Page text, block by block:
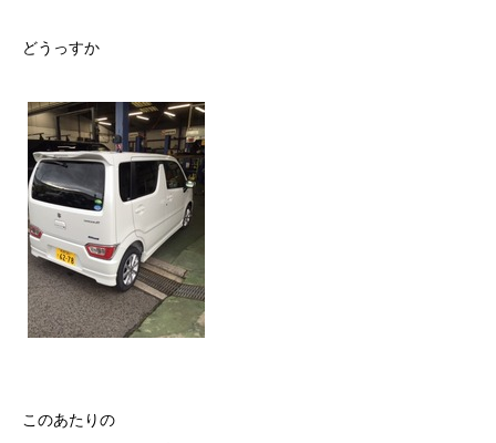
どうっすか
このあたりの